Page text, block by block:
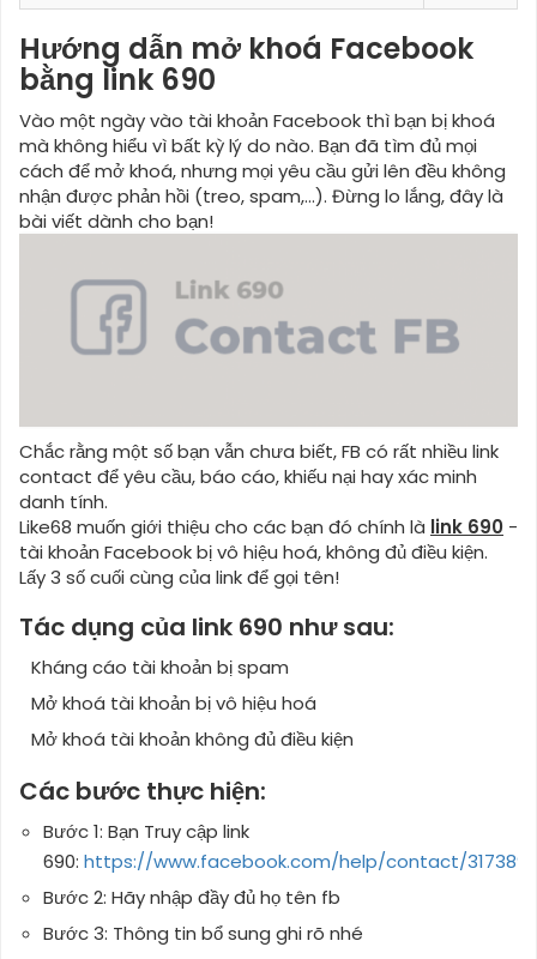
Hướng dẫn mở khoá Facebook
bằng link 690
Vào một ngày vào tài khoản Facebook thì bạn bị khoá
mà không hiểu vì bất kỳ lý do nào. Bạn đã tìm đủ mọi
cách để mở khoá, nhưng mọi yêu cầu gửi lên đều không
nhận được phản hồi (treo, spam,...). Đừng lo lắng, đây là
bài viết dành cho bạn!
Chắc rằng một số bạn vẫn chưa biết, FB có rất nhiều link
contact để yêu cầu, báo cáo, khiếu nại hay xác minh
danh tính.
Like68 muốn giới thiệu cho các bạn đó chính là link 690 -
tài khoản Facebook bị vô hiệu hoá, không đủ điều kiện.
Lấy 3 số cuối cùng của link để gọi tên!
Tác dụng của link 690 như sau:
Kháng cáo tài khoản bị spam
Mở khoá tài khoản bị vô hiệu hoá
Mở khoá tài khoản không đủ điều kiện
Các bước thực hiện:
Bước 1: Bạn Truy cập link
690: https://www.facebook.com/help/contact/
Bước 2: Hãy nhập đầy đủ họ tên fb
Bước 3: Thông tin bổ sung ghi rõ nhé